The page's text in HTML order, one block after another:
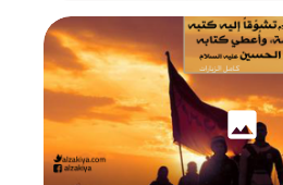
photo